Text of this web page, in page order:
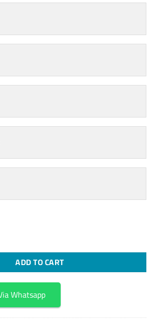
Menarik Hunian Mewah Di Cluster
ADD TO CART
Whatsapp